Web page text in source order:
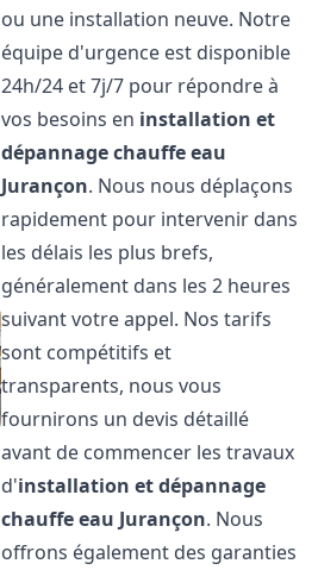
ou une installation neuve. Notre
équipe d'urgence est disponible
24h/24 et 7j/7 pour répondre à
vos besoins en installation et
dépannage chauffe eau
Jurançon. Nous nous déplaçons
rapidement pour intervenir dans
les délais les plus brefs,
généralement dans les 2 heures
suivant votre appel. Nos tarifs
sont compétitifs et
transparents, nous vous
fournirons un devis détaillé
avant de commencer les travaux
d'installation et dépannage
chauffe eau Jurançon. Nous
offrons également des garanties